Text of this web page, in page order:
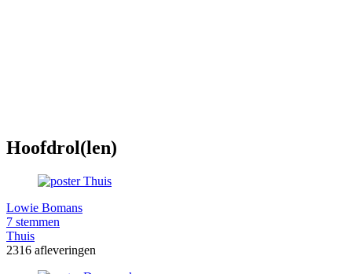
Hoofdrol(len)
Lowie Bomans
7 stemmen
Thuis
2316 afleveringen